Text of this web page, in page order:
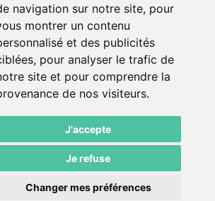
navigation sur notre site, pour
montrer un contenu
et des publicités
pour analyser le trafic de
site et pour comprendre la
de nos visiteurs.
J'accepte
Je refuse
Changer mes préférences
ABC
Danse Neuchâtel
email